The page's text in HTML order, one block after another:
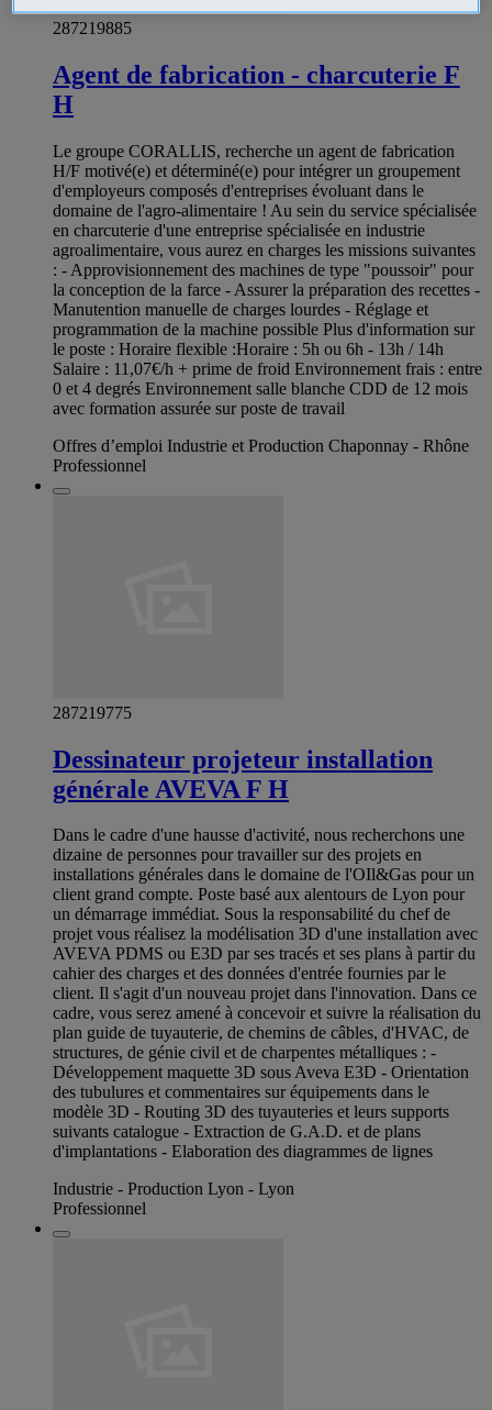
287219885
Agent de fabrication - charcuterie F
H
Le groupe CORALLIS, recherche un agent de fabrication
H/F motivé(e) et déterminé(e) pour intégrer un groupement
d'employeurs composés d'entreprises évoluant dans le
domaine de l'agro-alimentaire ! Au sein du service spécialisée
en charcuterie d'une entreprise spécialisée en industrie
agroalimentaire, vous aurez en charges les missions suivantes
: - Approvisionnement des machines de type "poussoir" pour
la conception de la farce - Assurer la préparation des recettes -
Manutention manuelle de charges lourdes - Réglage et
programmation de la machine possible Plus d'information sur
le poste : Horaire flexible :Horaire : 5h ou 6h - 13h / 14h
Salaire : 11,07€/h + prime de froid Environnement frais : entre
0 et 4 degrés Environnement salle blanche CDD de 12 mois
avec formation assurée sur poste de travail
Offres d’emploi Industrie et Production Chaponnay - Rhône
Professionnel
287219775
Dessinateur projeteur installation
générale AVEVA F H
Dans le cadre d'une hausse d'activité, nous recherchons une
dizaine de personnes pour travailler sur des projets en
installations générales dans le domaine de l'OIl&Gas pour un
client grand compte. Poste basé aux alentours de Lyon pour
un démarrage immédiat. Sous la responsabilité du chef de
projet vous réalisez la modélisation 3D d'une installation avec
AVEVA PDMS ou E3D par ses tracés et ses plans à partir du
cahier des charges et des données d'entrée fournies par le
client. Il s'agit d'un nouveau projet dans l'innovation. Dans ce
cadre, vous serez amené à concevoir et suivre la réalisation du
plan guide de tuyauterie, de chemins de câbles, d'HVAC, de
structures, de génie civil et de charpentes métalliques : -
Développement maquette 3D sous Aveva E3D - Orientation
des tubulures et commentaires sur équipements dans le
modèle 3D - Routing 3D des tuyauteries et leurs supports
suivants catalogue - Extraction de G.A.D. et de plans
d'implantations - Elaboration des diagrammes de lignes
Industrie - Production Lyon - Lyon
Professionnel